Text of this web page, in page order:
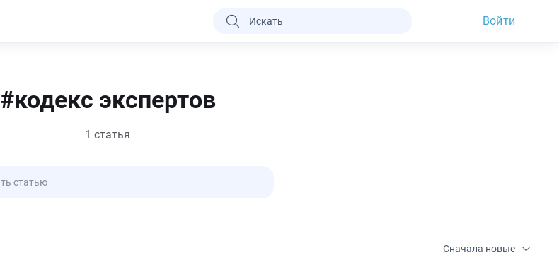
Войти
#кодекс экспертов
1 статья
Сначала новые